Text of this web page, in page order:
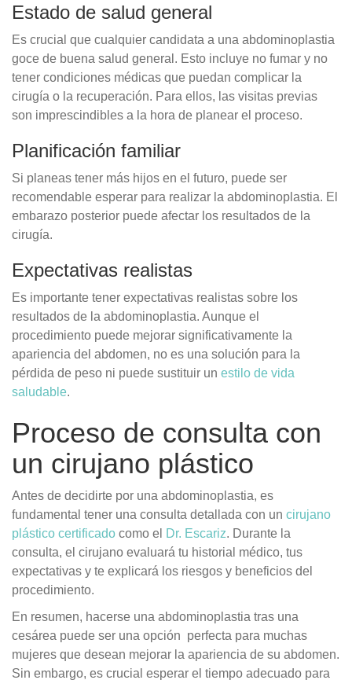
Estado de salud general
Es crucial que cualquier candidata a una abdominoplastia
goce de buena salud general. Esto incluye no fumar y no
tener condiciones médicas que puedan complicar la
cirugía o la recuperación. Para ellos, las visitas previas
son imprescindibles a la hora de planear el proceso.
Planificación familiar
Si planeas tener más hijos en el futuro, puede ser
recomendable esperar para realizar la abdominoplastia. El
embarazo posterior puede afectar los resultados de la
cirugía.
Expectativas realistas
Es importante tener expectativas realistas sobre los
resultados de la abdominoplastia. Aunque el
procedimiento puede mejorar significativamente la
apariencia del abdomen, no es una solución para la
pérdida de peso ni puede sustituir un estilo de vida
saludable.
Proceso de consulta con
un cirujano plástico
Antes de decidirte por una abdominoplastia, es
fundamental tener una consulta detallada con un cirujano
plástico certificado como el Dr. Escariz. Durante la
consulta, el cirujano evaluará tu historial médico, tus
expectativas y te explicará los riesgos y beneficios del
procedimiento.
En resumen, hacerse una abdominoplastia tras una
cesárea puede ser una opción perfecta para muchas
mujeres que desean mejorar la apariencia de su abdomen.
Sin embargo, es crucial esperar el tiempo adecuado para